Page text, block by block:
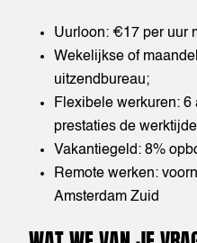
Uurloon: €17 per uur
Wekelijkse of
uitzendbureau;
Flexibele werkuren: 6
prestaties de
Vakantiegeld: 8%
Remote werken:
Amsterdam Zuid